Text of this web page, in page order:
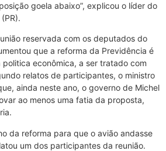
goela abaixo”, explicou o líder do
reservada com os deputados do
que a reforma da Previdência é
politica econômica, a ser tratado com
relatos de participantes, o ministro
ainda neste ano, o governo de Michel
ao menos uma fatia da proposta,
da reforma para que o avião andasse
um dos participantes da reunião.